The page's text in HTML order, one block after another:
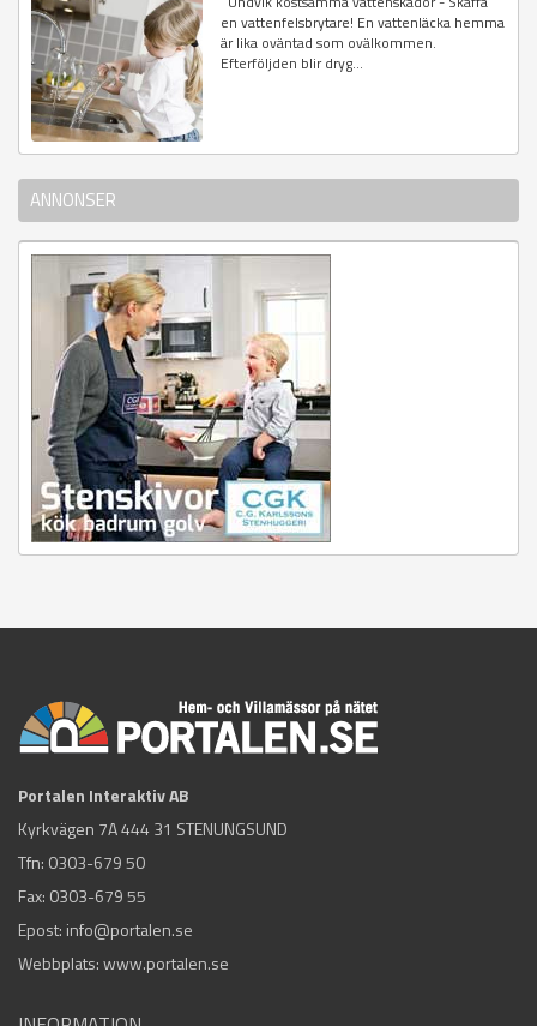
en vattenfelsbrytare! En vattenläcka hemma
är lika oväntad som ovälkommen.
Efterföljden blir dryg...
ANNONSER
Portalen Interaktiv AB
Kyrkvägen 7A 444 31 STENUNGSUND
Tfn: 0303-679 50
Fax: 0303-679 55
Epost: info@portalen.se
Webbplats: www.portalen.se